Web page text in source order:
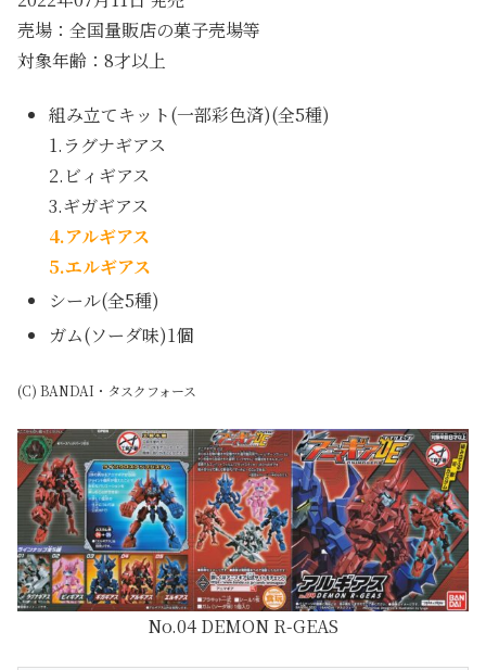
売場：全国量販店の菓子売場等
対象年齢：8才以上
組み立てキット(一部彩色済)(全5種)
1.ラグナギアス
2.ビィギアス
3.ギガギアス
4.アルギアス
5.エルギアス
シール(全5種)
ガム(ソーダ味)1個
(C) BANDAI・タスクフォース
No.04 DEMON R-GEAS